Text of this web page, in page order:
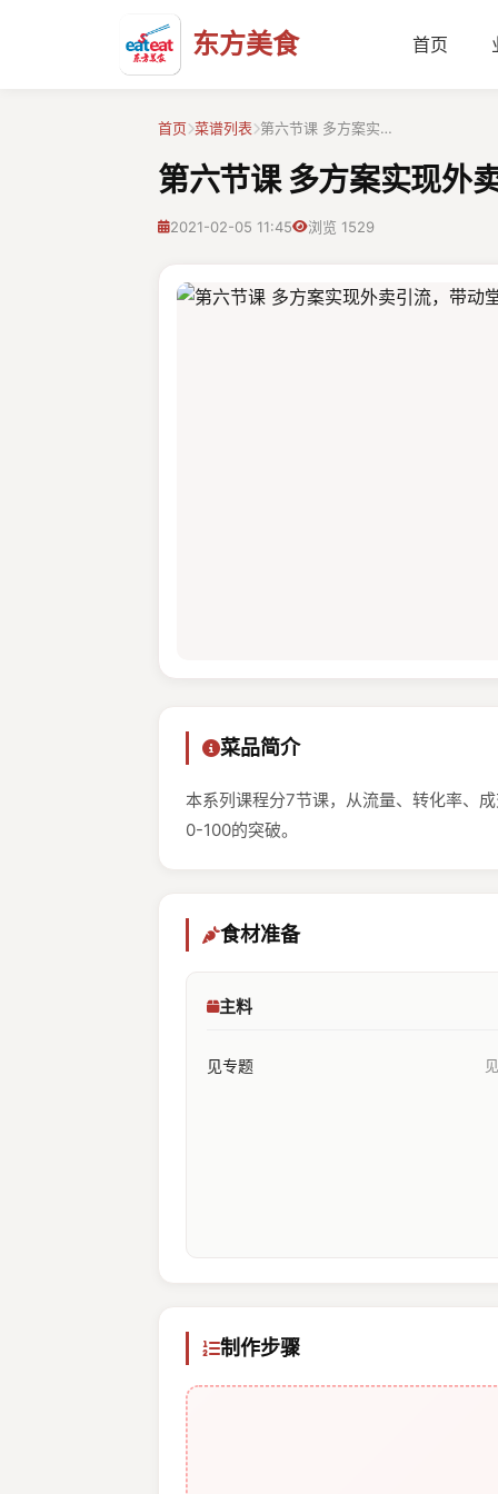
东方美食 首页
首页 菜谱列表 第六节课 多方案实…
第六节课 多方案实现外
2021-02-05 11:45 浏览 1529
菜品简介
本系列课程分7节课，从流量、转化率、
0-100的突破。
食材准备
主料
见专题
制作步骤